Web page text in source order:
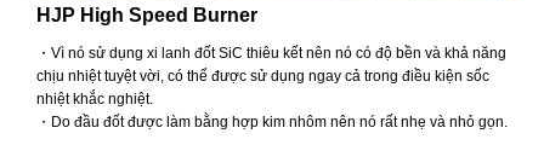
HJP High Speed ​​Burner
・Vì nó sử dụng xi lanh đốt SiC thiêu kết nên nó có độ bền và khả năng
chịu nhiệt tuyệt vời, có thể được sử dụng ngay cả trong điều kiện sốc
nhiệt khắc nghiệt.
・Do đầu đốt được làm bằng hợp kim nhôm nên nó rất nhẹ và nhỏ gọn.